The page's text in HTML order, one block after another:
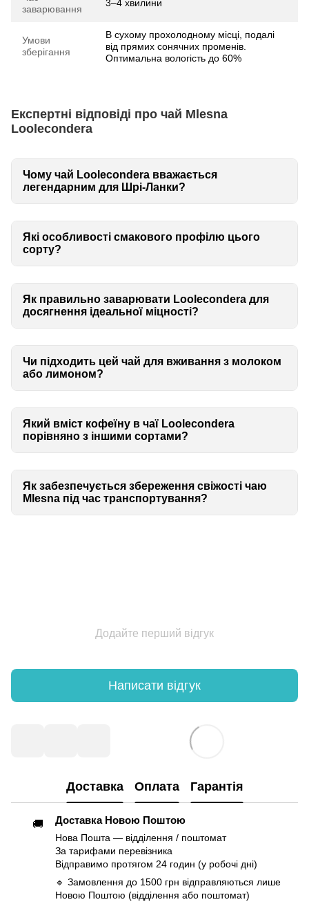
заварювання
3–4 хвилини
Умови
зберігання
В сухому прохолодному місці, подалі
від прямих сонячних променів.
Оптимальна вологість до 60%
Експертні відповіді про чай Mlesna
Loolecondera
Чому чай Loolecondera вважається
легендарним для Шрі-Ланки?
Які особливості смакового профілю цього
сорту?
Як правильно заварювати Loolecondera для
досягнення ідеальної міцності?
Чи підходить цей чай для вживання з молоком
або лимоном?
Який вміст кофеїну в чаї Loolecondera
порівняно з іншими сортами?
Як забезпечується збереження свіжості чаю
Mlesna під час транспортування?
Додайте перший відгук
Написати відгук
Доставка Оплата Гарантія
🚚 Доставка Новою Поштою
Нова Пошта — відділення / поштомат
За тарифами перевізника
Відправимо протягом 24 годин (у робочі дні)
🔹 Замовлення до 1500 грн відправляються лише
Новою Поштою (відділення або поштомат)